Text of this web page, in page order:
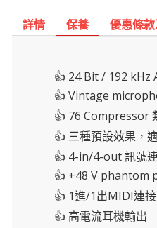
詳情 保養 優惠條款
👍 24 Bit / 192 kHz
👍 Vintage
👍 76 Compressor
👍 三種預設效果，
👍 4-in/4-out 訊號
👍 +48 V phantom
👍 1進/1出MIDI連接
👍 高電流耳機輸出